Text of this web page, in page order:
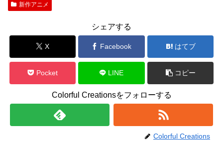
新作アニメ
シェアする
X Facebook はてブ
Pocket LINE コピー
Colorful Creationsをフォローする
Colorful Creations